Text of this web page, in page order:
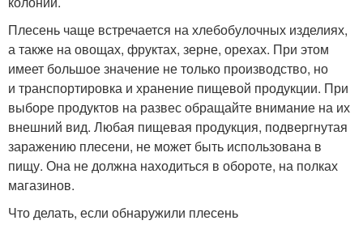
Плесень чаще встречается на хлебобулочных изделиях,
а также на овощах, фруктах, зерне, орехах. При этом
имеет большое значение не только производство, но
и транспортировка и хранение пищевой продукции. При
выборе продуктов на развес обращайте внимание на их
внешний вид. Любая пищевая продукция, подвергнутая
заражению плесени, не может быть использована в
пищу. Она не должна находиться в обороте, на полках
магазинов.
Что делать, если обнаружили плесень